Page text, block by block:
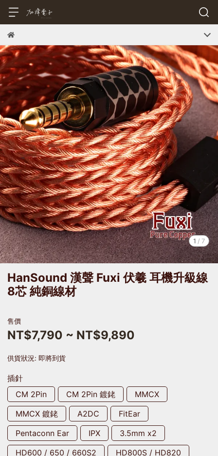
1 / 7
HanSound 漢聲 Fuxi 伏羲 耳機升級線
8芯 純銅線材
售價
NT$7,790 ~ NT$9,890
供貨狀況: 即將到貨
插針
CM 2Pin
CM 2Pin 鍍銠
MMCX
MMCX 鍍銠
A2DC
FitEar
Pentaconn Ear
IPX
3.5mm x2
HD600 / 650 / 660S2
HD800S / HD820